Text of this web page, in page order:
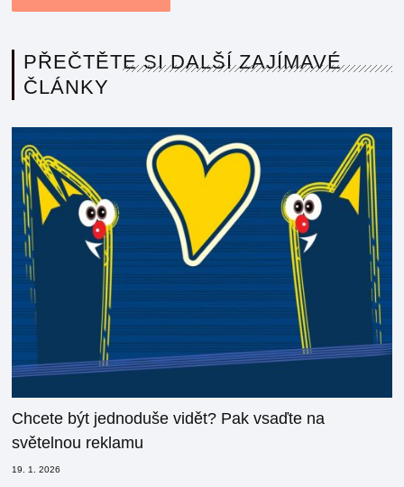
PŘEČTĚTE SI DALŠÍ ZAJÍMAVÉ
ČLÁNKY
Chcete být jednoduše vidět? Pak vsaďte na
světelnou reklamu
19. 1. 2026